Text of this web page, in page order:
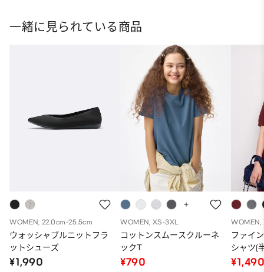
一緒に見られている商品
WOMEN, 22.0cm-25.5cm
ウォッシャブルニットフラ
ットシューズ
¥1,990
WOMEN, XS-3XL
コットンスムースクルーネ
ックT
¥790
WOMEN,
ファイ
シャツ(